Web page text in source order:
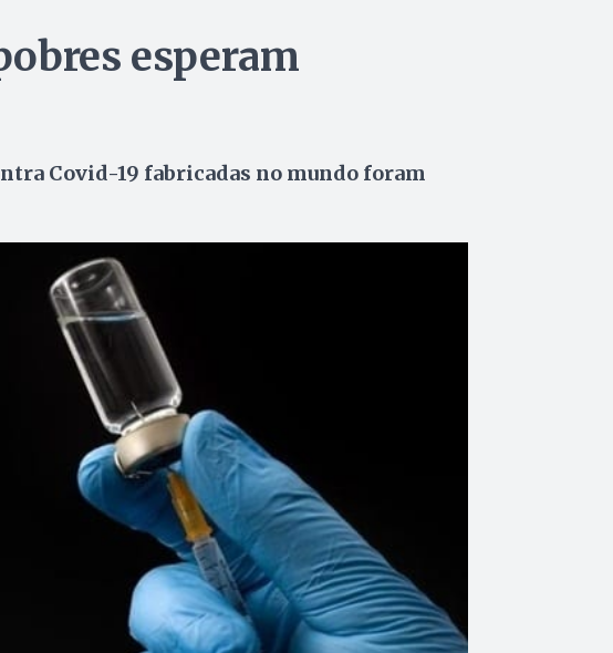
esperam
Covid-19 fabricadas no mundo foram